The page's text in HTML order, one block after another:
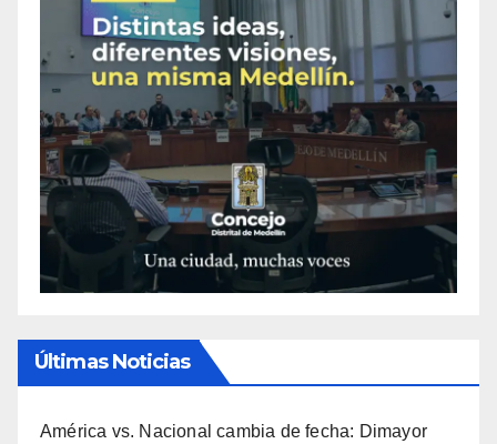
Últimas Noticias
América vs. Nacional cambia de fecha: Dimayor